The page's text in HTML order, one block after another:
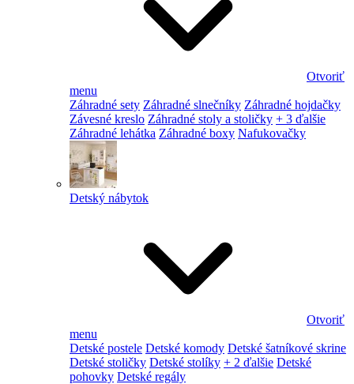
Otvoriť
menu
Záhradné sety Záhradné slnečníky Záhradné hojdačky
Závesné kreslo Záhradné stoly a stoličky + 3 ďalšie
Záhradné lehátka Záhradné boxy Nafukovačky
Detský nábytok
Otvoriť
menu
Detské postele Detské komody Detské šatníkové skrine
Detské stoličky Detské stolíky + 2 ďalšie Detské
pohovky Detské regály